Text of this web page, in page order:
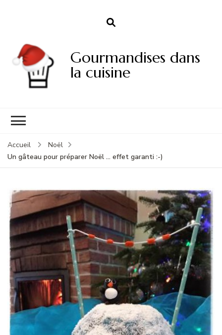
Gourmandises dans
la cuisine
Accueil
Noël
Un gâteau pour préparer Noël … effet garanti :-)